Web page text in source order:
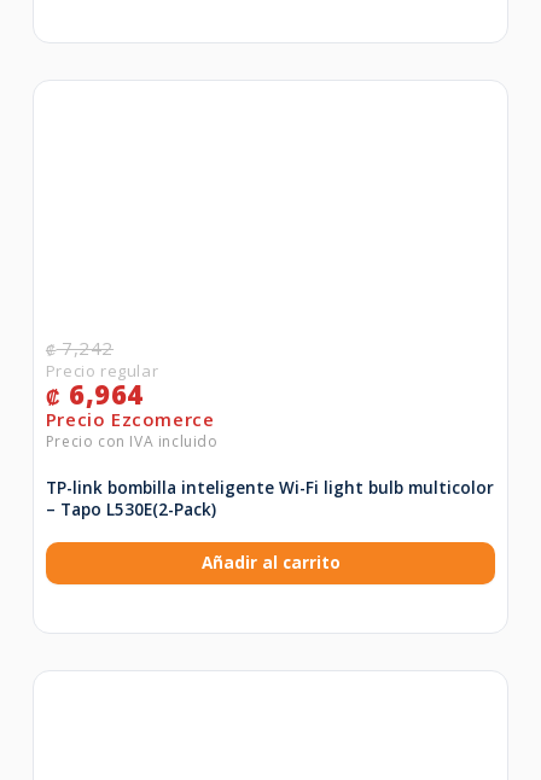
₡7,242
₡ 6,964
TP-link bombilla inteligente Wi-Fi light bulb multicolor
– Tapo L530E(2-Pack)
Añadir al carrito